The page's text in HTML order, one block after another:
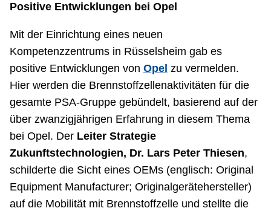
Positive Entwicklungen bei Opel
Mit der Einrichtung eines neuen
Kompetenzzentrums in Rüsselsheim gab es
positive Entwicklungen von Opel zu vermelden.
Hier werden die Brennstoffzellenaktivitäten für die
gesamte PSA-Gruppe gebündelt, basierend auf der
über zwanzigjährigen Erfahrung in diesem Thema
bei Opel. Der Leiter Strategie
Zukunftstechnologien, Dr. Lars Peter Thiesen,
schilderte die Sicht eines OEMs (englisch: Original
Equipment Manufacturer; Originalgerätehersteller)
auf die Mobilität mit Brennstoffzelle und stellte die